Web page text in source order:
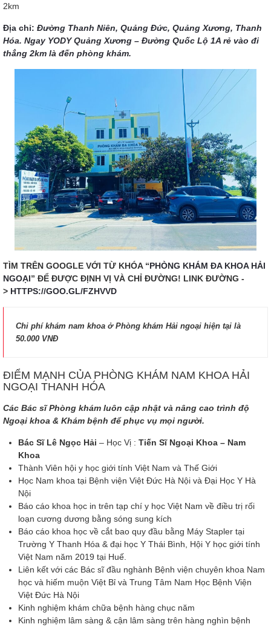
2km
Địa chỉ: Đường Thanh Niên, Quảng Đức, Quảng Xương, Thanh
Hóa. Ngay YODY Quảng Xương – Đường Quốc Lộ 1A rẻ vào đi
thẳng 2km là đến phòng khám.
TÌM TRÊN GOOGLE VỚI TỪ KHÓA “PHÒNG KHÁM ĐA KHOA HẢI
NGOẠI” ĐỂ ĐƯỢC ĐỊNH VỊ VÀ CHỈ ĐƯỜNG! LINK ĐƯỜNG -
> HTTPS://GOO.GL/FZHVVD
Chi phí khám nam khoa ở Phòng khám Hải ngoại hiện tại là
50.000 VNĐ
ĐIỂM MẠNH CỦA PHÒNG KHÁM NAM KHOA HẢI
NGOẠI THANH HÓA
Các Bác sĩ Phòng khám luôn cập nhật và nâng cao trình độ
Ngoại khoa & Khám bệnh để phục vụ mọi người.
Bác Sĩ Lê Ngọc Hải – Học Vị : Tiến Sĩ Ngoại Khoa – Nam
Khoa
Thành Viên hội y học giới tính Việt Nam và Thế Giới
Học Nam khoa tại Bệnh viện Việt Đức Hà Nội và Đại Học Y Hà
Nội
Báo cáo khoa học in trên tạp chí y học Việt Nam về điều trị rối
loạn cương dương bằng sóng sung kích
Báo cáo khoa học về cắt bao quy đầu bằng Máy Stapler tại
Trường Y Thanh Hóa & đại học Y Thái Bình, Hội Y học giới tính
Việt Nam năm 2019 tại Huế.
Liên kết với các Bác sĩ đầu nghành Bệnh viện chuyên khoa Nam
học và hiếm muộn Việt Bỉ và Trung Tâm Nam Học Bệnh Viện
Việt Đức Hà Nội
Kinh nghiệm khám chữa bệnh hàng chục năm
Kinh nghiệm lâm sàng & cận lâm sàng trên hàng nghìn bệnh